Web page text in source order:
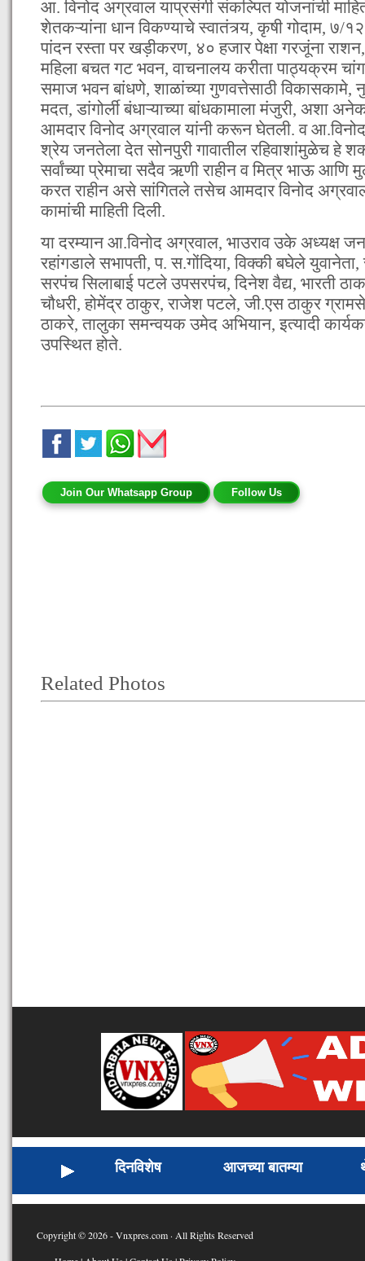
आ. विनोद अग्रवाल याप्रसंगी संकल्पित योजनांची
शेतकऱ्यांना धान विकण्याचे स्वातंत्र्य, कृषी गोदाम, ७/
पांदन रस्ता पर खड़ीकरण, ४० हजार पेक्षा गरजूंना
महिला बचत गट भवन, वाचनालय करीता पाठ्यक्रम
समाज भवन बांधणे, शाळांच्या गुणवत्तेसाठी विकासकामे,
मदत, डांगोर्ली बंधाऱ्याच्या बांधकामाला मंजुरी, अशा
आमदार विनोद अग्रवाल यांनी करून घेतली. व आ.विनोद
श्रेय जनतेला देत सोनपुरी गावातील रहिवाशांमुळेच हे
सर्वांच्या प्रेमाचा सदैव ऋणी राहीन व मित्र भाऊ आणि
करत राहीन असे सांगितले तसेच आमदार विनोद
कामांची माहिती दिली.
या दरम्यान आ.विनोद अग्रवाल, भाउराव उके अध्यक्ष
रहांगडाले सभापती, प. स.गोंदिया, विक्की बघेले
सरपंच सिलाबाई पटले उपसरपंच, दिनेश वैद्य, भारती
चौधरी, होमेंद्र ठाकुर, राजेश पटले, जी.एस ठाकुर
ठाकरे, तालुका समन्वयक उमेद अभियान, इत्यादी
उपस्थित होते.
Join Our Whatsapp Group Follow Us
Related Photos
दिनविशेष आजच्या बातम्या
Copyright © 2026 - Vnxpres.com · All Rights Reserved